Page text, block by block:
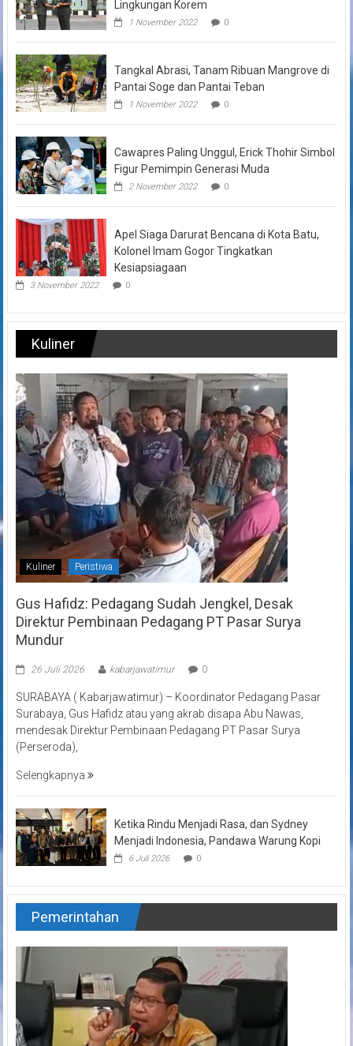
Lingkungan Korem
1 November 2022 0
Tangkal Abrasi, Tanam Ribuan Mangrove di
Pantai Soge dan Pantai Teban
1 November 2022 0
Cawapres Paling Unggul, Erick Thohir Simbol
Figur Pemimpin Generasi Muda
2 November 2022 0
Apel Siaga Darurat Bencana di Kota Batu,
Kolonel Imam Gogor Tingkatkan
Kesiapsiagaan
3 November 2022 0
Kuliner
Kuliner Peristiwa
Gus Hafidz: Pedagang Sudah Jengkel, Desak
Direktur Pembinaan Pedagang PT Pasar Surya
Mundur
26 Juli 2026 kabarjawatimur 0
SURABAYA ( Kabarjawatimur) – Koordinator Pedagang Pasar
Surabaya, Gus Hafidz atau yang akrab disapa Abu Nawas,
mendesak Direktur Pembinaan Pedagang PT Pasar Surya
(Perseroda),
Selengkapnya
Ketika Rindu Menjadi Rasa, dan Sydney
Menjadi Indonesia, Pandawa Warung Kopi
6 Juli 2026 0
Pemerintahan